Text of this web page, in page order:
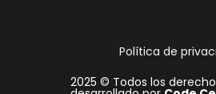
Política de
2025 © Todos los